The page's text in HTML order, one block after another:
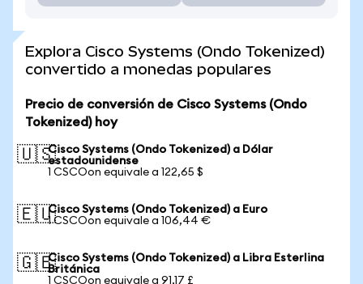
Explora Cisco Systems (Ondo Tokenized)
convertido a monedas populares
Precio de conversión de Cisco Systems (Ondo
Tokenized) hoy
🇺🇸Cisco Systems (Ondo Tokenized) a Dólar
estadounidense
1 CSCOon equivale a 122,65 $
🇪🇺Cisco Systems (Ondo Tokenized) a Euro
1 CSCOon equivale a 106,44 €
🇬🇧Cisco Systems (Ondo Tokenized) a Libra Esterlina
Británica
1 CSCOon equivale a 91,17 £